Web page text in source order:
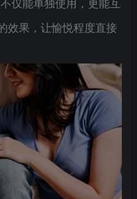
效果，让愉悦程度直接